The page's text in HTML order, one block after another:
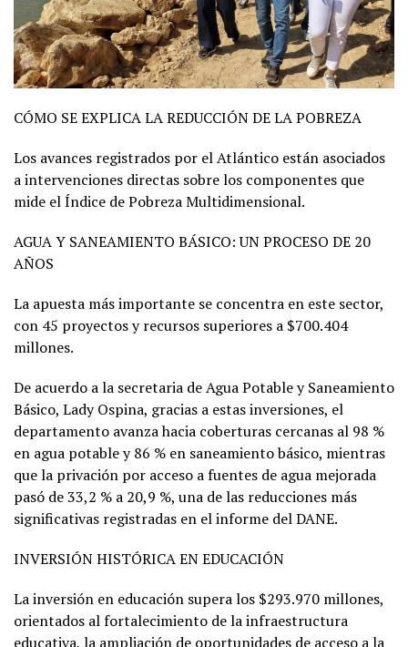
CÓMO SE EXPLICA LA REDUCCIÓN DE LA POBREZA
Los avances registrados por el Atlántico están asociados
a intervenciones directas sobre los componentes que
mide el Índice de Pobreza Multidimensional.
AGUA Y SANEAMIENTO BÁSICO: UN PROCESO DE 20
AÑOS
La apuesta más importante se concentra en este sector,
con 45 proyectos y recursos superiores a $700.404
millones.
De acuerdo a la secretaria de Agua Potable y Saneamiento
Básico, Lady Ospina, gracias a estas inversiones, el
departamento avanza hacia coberturas cercanas al 98 %
en agua potable y 86 % en saneamiento básico, mientras
que la privación por acceso a fuentes de agua mejorada
pasó de 33,2 % a 20,9 %, una de las reducciones más
significativas registradas en el informe del DANE.
INVERSIÓN HISTÓRICA EN EDUCACIÓN
La inversión en educación supera los $293.970 millones,
orientados al fortalecimiento de la infraestructura
educativa, la ampliación de oportunidades de acceso a la